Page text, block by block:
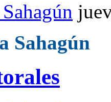
Sahagún